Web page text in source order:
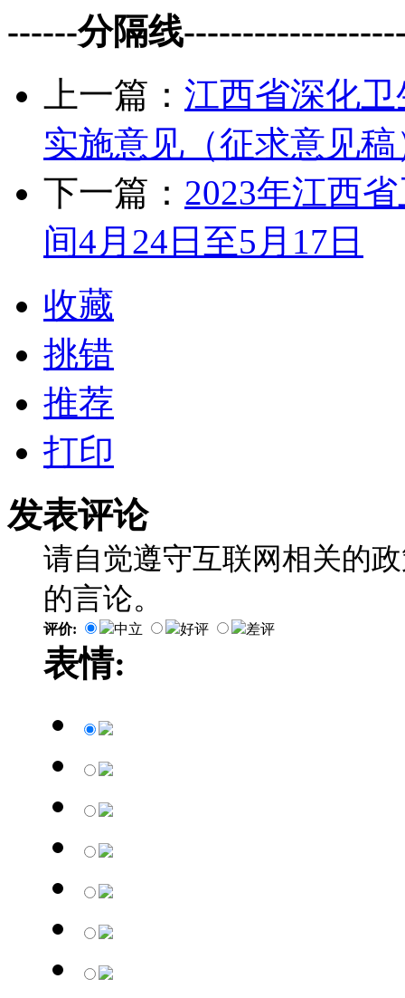
------分隔线
上一篇： 江西省深化
实施意见（征求意见稿
下一篇： 2023年江西
间4月24日至5月17日
收藏
挑错
推荐
打印
发表评论
请自觉遵守互联网相关的
的言论。
评价: 中立 好评 差评
表情: